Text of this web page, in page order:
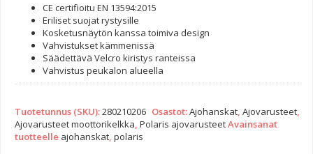
Quantity
CE certifioitu EN 13594:2015
Eriliset suojat rystysille
Kosketusnäytön kanssa toimiva design
Vahvistukset kämmenissä
Säädettävä Velcro kiristys ranteissa
Vahvistus peukalon alueella
Tuotetunnus (SKU):280210206 Osastot:Ajohanskat Ajovarusteet
Ajovarusteet moottorikelkka Polaris ajovarusteetAvainsanat
tuotteelle ajohanskat polaris